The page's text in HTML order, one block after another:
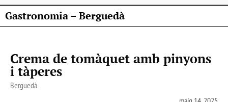
Gastronomia – Berguedà
Crema de tomàquet amb pinyons
i tàperes
Berguedà